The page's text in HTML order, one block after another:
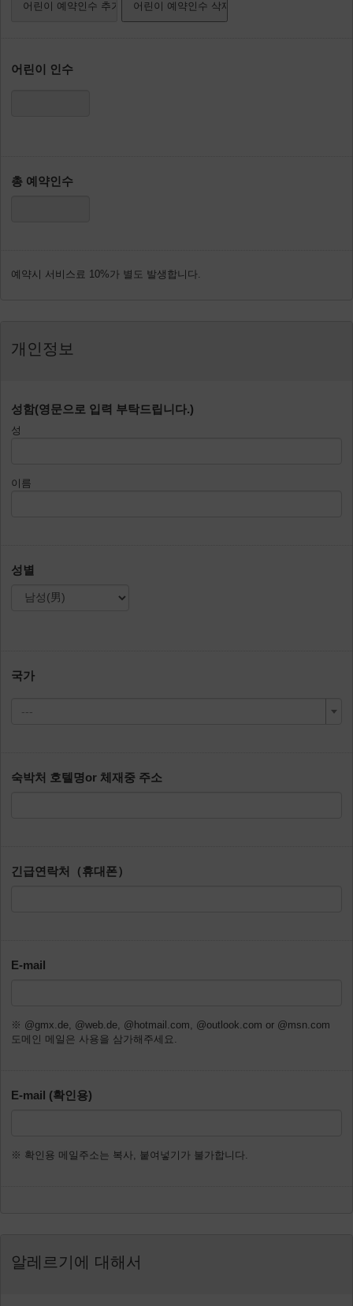
어린이 인수
총 예약인수
예약시 서비스료 10%가 별도 발생합니다.
개인정보
성함(영문으로 입력 부탁드립니다.)
성
이름
성별
국가
---
숙박처 호텔명or 체재중 주소
긴급연락처（휴대폰）
E-mail
※ @gmx.de, @web.de, @hotmail.com, @outlook.com or @msn.com
도메인 메일은 사용을 삼가해주세요.
E-mail (확인용)
※ 확인용 메일주소는 복사, 붙여넣기가 불가합니다.
알레르기에 대해서